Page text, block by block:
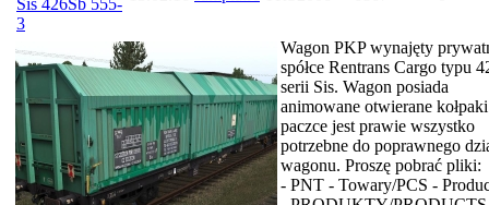
3
Wagon PKP wynajęty
spółce Rentrans Cargo typu
serii Sis. Wagon posiada
animowane otwierane
paczce jest prawie wszystko
potrzebne do poprawnego
wagonu. Proszę pobrać pliki:
- PNT - Towary/PCS -